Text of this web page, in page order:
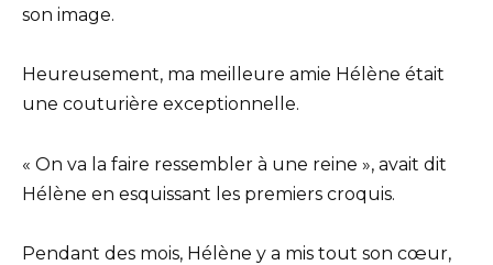
son image.
Heureusement, ma meilleure amie Hélène était
une couturière exceptionnelle.
« On va la faire ressembler à une reine », avait dit
Hélène en esquissant les premiers croquis.
Pendant des mois, Hélène y a mis tout son cœur,